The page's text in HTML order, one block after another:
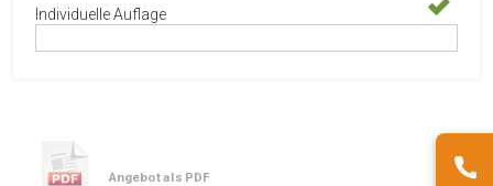
Individuelle Auflage
Angebot als PDF